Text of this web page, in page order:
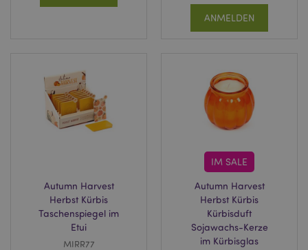
ANMELDEN
Autumn Harvest
Herbst Kürbis
Taschenspiegel im
Etui
MIRR77
IM SALE
Autumn Harvest
Herbst Kürbis
Kürbisduft
Sojawachs-Kerze
im Kürbisglas